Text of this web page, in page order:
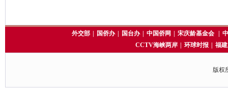
外交部 国侨办 国台办 中国侨网 宋庆龄基金会
CCTV海峡两岸
环球时报 福
版权